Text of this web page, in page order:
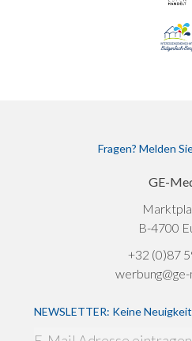
Fragen? Melden
GE-
B-4700
+32 (0)87
NEWSLETTER: Keine